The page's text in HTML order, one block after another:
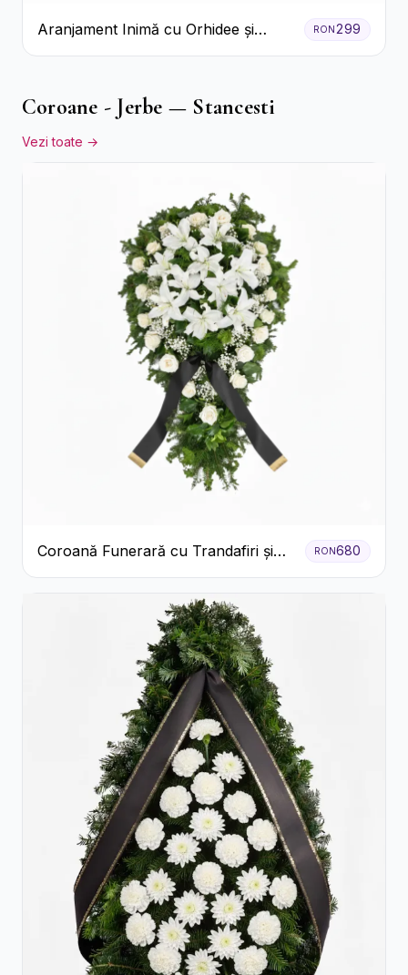
Aranjament Inimă cu Orhidee și
Floarea Miresei
RON299
Coroane - Jerbe — Stancesti
Vezi toate →
Coroană Funerară cu Trandafiri și
Crini
RON680